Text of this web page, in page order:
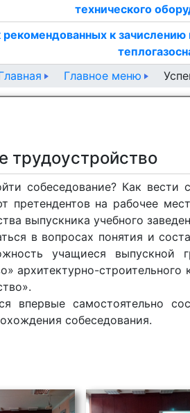
технического
к
Главное меню
трудоустройство
собеседование? Как вести
претендентов на рабочее
выпускника учебного
в вопросах понятия и
учащиеся выпускной
архитектурно-
впервые самостоятельно
собеседования.